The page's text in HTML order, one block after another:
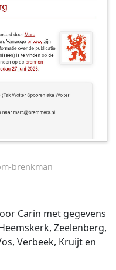
brenkman
Carin met gegevens
Zeelenberg,
Verbeek, Kruijt en